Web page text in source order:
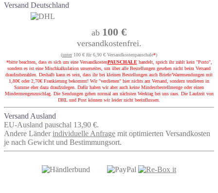
Versand Deutschland
ab 100 €
versandkostenfrei.
(unter100 € für 6,90 € Versandkostenpauschale*)
*bitte beachten, dass es sich um eine VersandkostenPAUSCHALEhandelt, sprich ihr zahlt kein "Porto",
sondern es ist eine Mischkalkulation unserseites, um über alle Bestellungen gesehen nicht beim Versand
draufzubezahlen. Deshalb kann es sein, dass ihr bei kleinen Bestellungen auch Briefe/Warensendungen mit
1,80€ oder 2,70€ Frankierung bekommt! Wir "verdienen" hier nichts am Versand, sondern tendieren in
Summe eher dazu draufzulegen. Dafür haben wir aber auch keine Mindestbestellmenge oder einen
Mindermengenzuschlag. Die Sendungen gehen normal am nächsten Werktag bei uns raus. Die Laufzeit von
DHL und Post können wir leider nicht beeinflussen.
Versand Ausland
EU-Ausland pauschal 13,90 €.
Andere Länder individuelle Anfrage mit optimierten Versandkosten
je nach Gewicht und Bestimmungsort.